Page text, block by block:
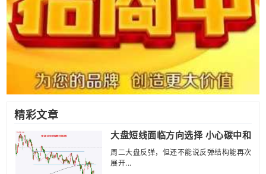
精彩文章
大盘短线面临方向选择 小心碳中和
周二大盘反弹，但还不能说反弹结构能再次
展开...